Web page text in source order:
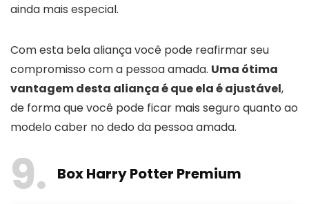
ainda mais especial.
Com esta bela aliança você pode reafirmar seu
compromisso com a pessoa amada. Uma ótima
vantagem desta aliança é que ela é ajustável,
de forma que você pode ficar mais seguro quanto ao
modelo caber no dedo da pessoa amada.
9 Box Harry Potter Premium